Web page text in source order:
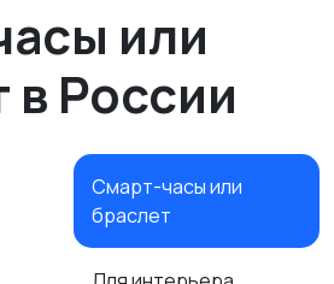
или
в России
Смарт-часы или
браслет